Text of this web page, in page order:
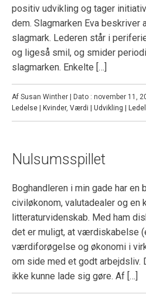
positiv udvikling og tager
dem. Slagmarken Eva beskriver
slagmark. Lederen står i
og ligeså smil, og smider
slagmarken. Enkelte […]
Af Susan Winther | Dato : november 11,
Ledelse | Kvinder, Værdi | Udvikling |
Nulsumsspillet
Boghandleren i min gade har en
civiløkonom, valutadealer og en
litteraturvidenskab. Med ham
det er muligt, at værdiskabelse
værdiforøgelse og økonomi i
om side med et godt arbejdsliv.
ikke kunne lade sig gøre. Af […]